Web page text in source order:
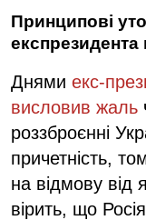
Принципові
експрезидента
Днями екс-
висловив жаль
роззброєнні
причетність,
на відмову від
вірить, що